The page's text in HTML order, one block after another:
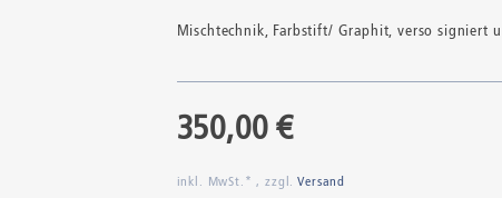
Mischtechnik, Farbstift/ Graphit, verso signiert
350,00 €
inkl. MwSt.* , zzgl.Versand